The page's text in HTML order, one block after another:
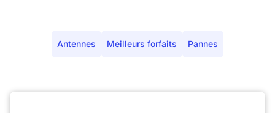
Antennes Meilleurs forfaits Pannes